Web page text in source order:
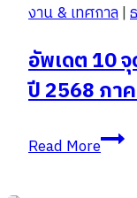
ฝน
|
Rainy
ปล่อย
ใจ
งาน & เทศกาล|
อัพเดต 10
ปี 2568 ภา
Read Moreอัพเดต
10